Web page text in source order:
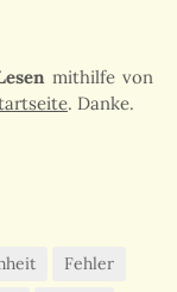
mithilfe von
. Danke.
Fehler